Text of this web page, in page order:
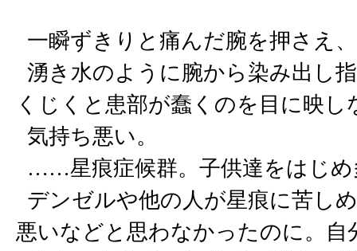
一瞬ずきりと痛んだ腕を押さえ
湧き水のように腕から染み出し
くじくと患部が蠢くのを目に映
気持ち悪い。
……星痕症候群。子供達をはじめ
デンゼルや他の人が星痕に苦し
悪いなどと思わなかったのに。